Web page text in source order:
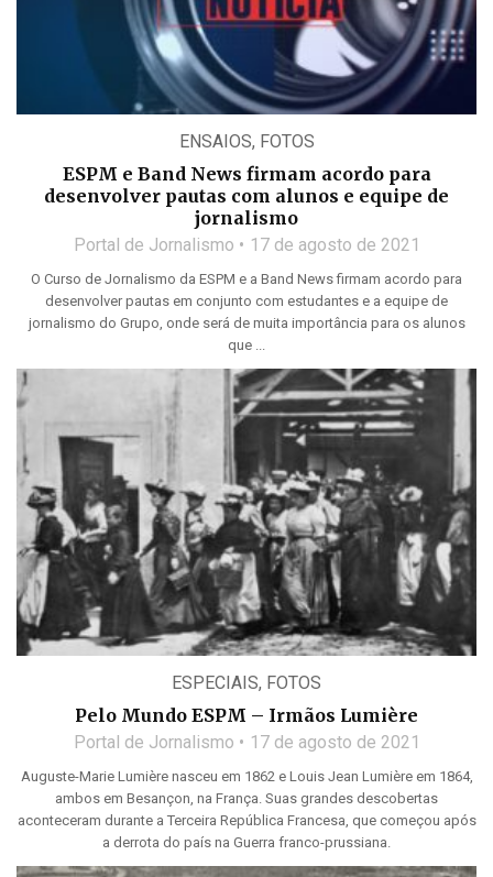
ENSAIOS, FOTOS
ESPM e Band News firmam acordo para
desenvolver pautas com alunos e equipe de
jornalismo
Portal de Jornalismo 17 de agosto de 2021
O Curso de Jornalismo da ESPM e a Band News firmam acordo para
desenvolver pautas em conjunto com estudantes e a equipe de
jornalismo do Grupo, onde será de muita importância para os alunos
que ...
ESPECIAIS, FOTOS
Pelo Mundo ESPM – Irmãos Lumière
Portal de Jornalismo 17 de agosto de 2021
Auguste-Marie Lumière nasceu em 1862 e Louis Jean Lumière em 1864,
ambos em Besançon, na França. Suas grandes descobertas
aconteceram durante a Terceira República Francesa, que começou após
a derrota do país na Guerra franco-prussiana.